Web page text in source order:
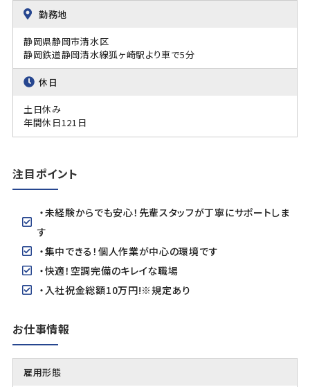
勤務地
静岡県静岡市清水区
静岡鉄道静岡清水線狐ヶ崎駅より車で5分
休日
土日休み
年間休日121日
注目ポイント
・未経験からでも安心！先輩スタッフが丁寧にサポートしま
す
・集中できる！個人作業が中心の環境です
・快適！空調完備のキレイな職場
・入社祝金総額10万円!※規定あり
お仕事情報
雇用形態